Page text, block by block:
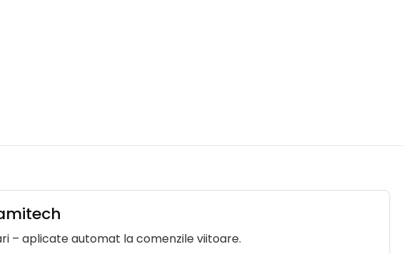
– aplicate automat la comenzile viitoare.